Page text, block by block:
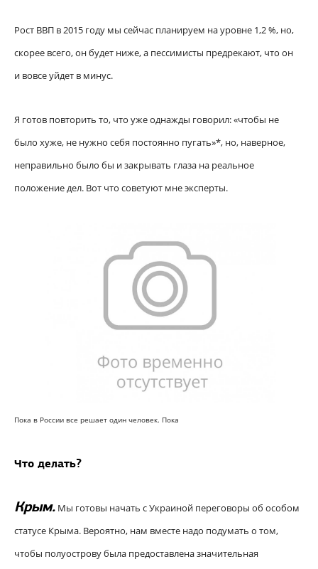
Рост ВВП в 2015 году мы сейчас планируем на уровне 1,2 %, но,
скорее всего, он будет ниже, а пессимисты предрекают, что он
и вовсе уйдет в минус.
Я готов повторить то, что уже однажды говорил: «чтобы не
было хуже, не нужно себя постоянно пугать»*, но, наверное,
неправильно было бы и закрывать глаза на реальное
положение дел. Вот что советуют мне эксперты.
Пока в России все решает один человек. Пока
Что делать?
Крым. Мы готовы начать с Украиной переговоры об особом
статусе Крыма. Вероятно, нам вместе надо подумать о том,
чтобы полуострову была предоставлена значительная